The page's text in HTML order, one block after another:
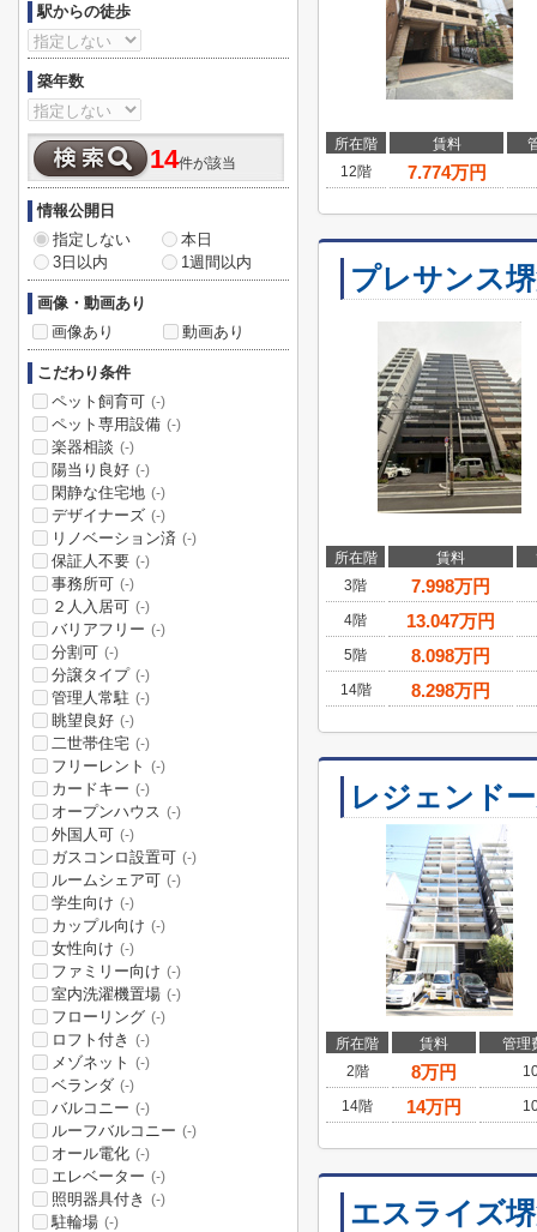
所在階 賃料
12階
7.774万円
プレサンス
所在階 賃料
3階
7.998万円
4階 13.047万円
5階 8.098万円
14階 8.298万円
レジェンド
所在階 賃料
管理
2階
8万円
14階 14万円
エスライズ
駅からの徒歩
築年数
14件が該当
情報公開日
指定しない
本日
3日以内
1週間以内
画像・動画あり
画像あり
動画あり
こだわり条件
ペット飼育可 (-)
ペット専用設備 (-)
楽器相談 (-)
陽当り良好 (-)
閑静な住宅地 (-)
デザイナーズ (-)
リノベーション済 (-)
保証人不要 (-)
事務所可 (-)
２人入居可 (-)
バリアフリー (-)
分割可 (-)
分譲タイプ (-)
管理人常駐 (-)
眺望良好 (-)
二世帯住宅 (-)
フリーレント (-)
カードキー (-)
オープンハウス (-)
外国人可 (-)
ガスコンロ設置可 (-)
ルームシェア可 (-)
学生向け (-)
カップル向け (-)
女性向け (-)
ファミリー向け (-)
室内洗濯機置場 (-)
フローリング (-)
ロフト付き (-)
メゾネット (-)
ベランダ (-)
バルコニー (-)
ルーフバルコニー (-)
オール電化 (-)
エレベーター (-)
照明器具付き (-)
駐輪場 (-)